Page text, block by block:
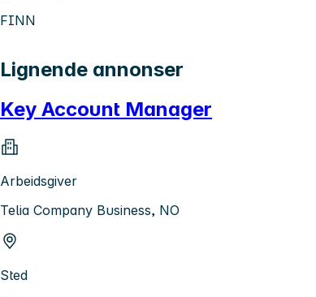
FINN
Lignende annonser
Key Account Manager
Arbeidsgiver
Telia Company Business, NO
Sted